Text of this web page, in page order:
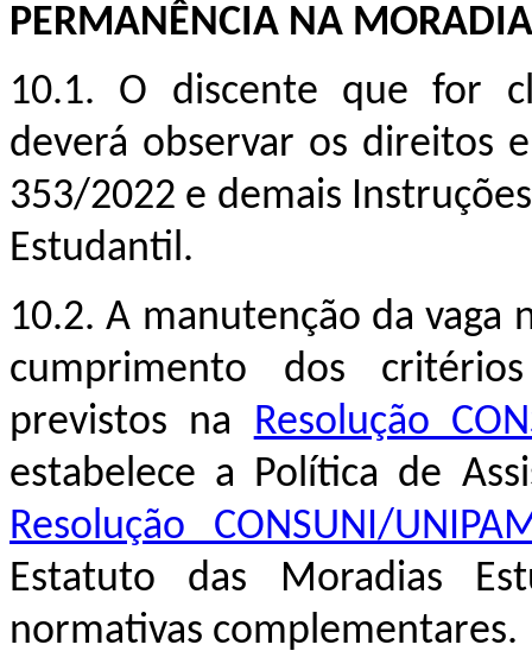
PERMANÊNCIA NA
10.1. O discente que for
deverá observar os direitos
353/2022 e demais
Estudantil.
10.2. A manutenção da
cumprimento dos
previstos na Resolução
estabelece a Política de
Resolução CONSUNI/
Estatuto das Moradias
normativas complementares.